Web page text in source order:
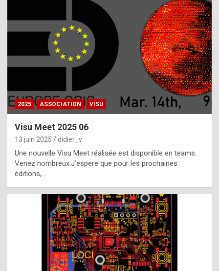
h
a
t
t
e
b
e
s
t
p
2025 ASSOCIATION VISU
Visu Meet 2025 06
13 juin 2025 didier_v
Une nouvelle Visu Meet réalisée est disponible en teams.
Venez nombreux.J’espere que pour les prochaines
éditions,…